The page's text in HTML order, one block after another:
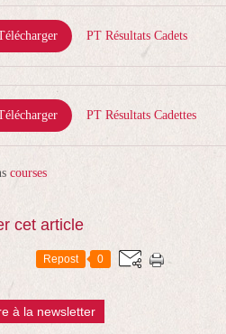
PT Résultats Cadets
PT Résultats Cadettes
courses
cet article
Repost 0
à la newsletter